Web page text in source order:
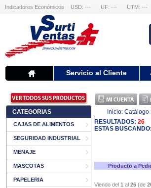
Indicadores Económicos USD: --- UF: --- UTM: ---
Servicio al Cliente
CATEGORIAS
CAJAS DE ALIMENTOS
SEGURIDAD INDUSTRIAL
MENAJE
MASCOTAS
PAPELERIA
Inicio: Catálogo
RESULTADOS: 26
ESTAS BUSCANDO:
Producto a
Viendo del 1 al 26 (de